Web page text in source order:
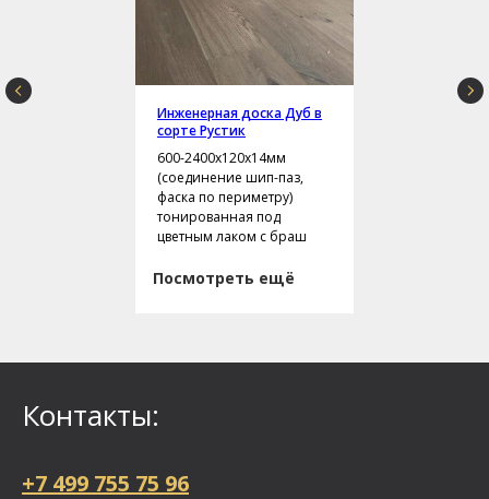
Инженерная доска Дуб в
сорте Рустик
600-2400х120х14мм
(соединение шип-паз,
фаска по периметру)
тонированная под
цветным лаком с браш
Посмотреть ещё
Контакты:
+7 499 755 75 96